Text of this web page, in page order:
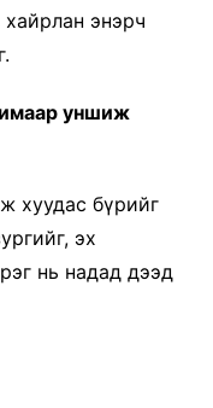
энэрч
уншиж
хуудас бүрийг
эх
нь надад дээд